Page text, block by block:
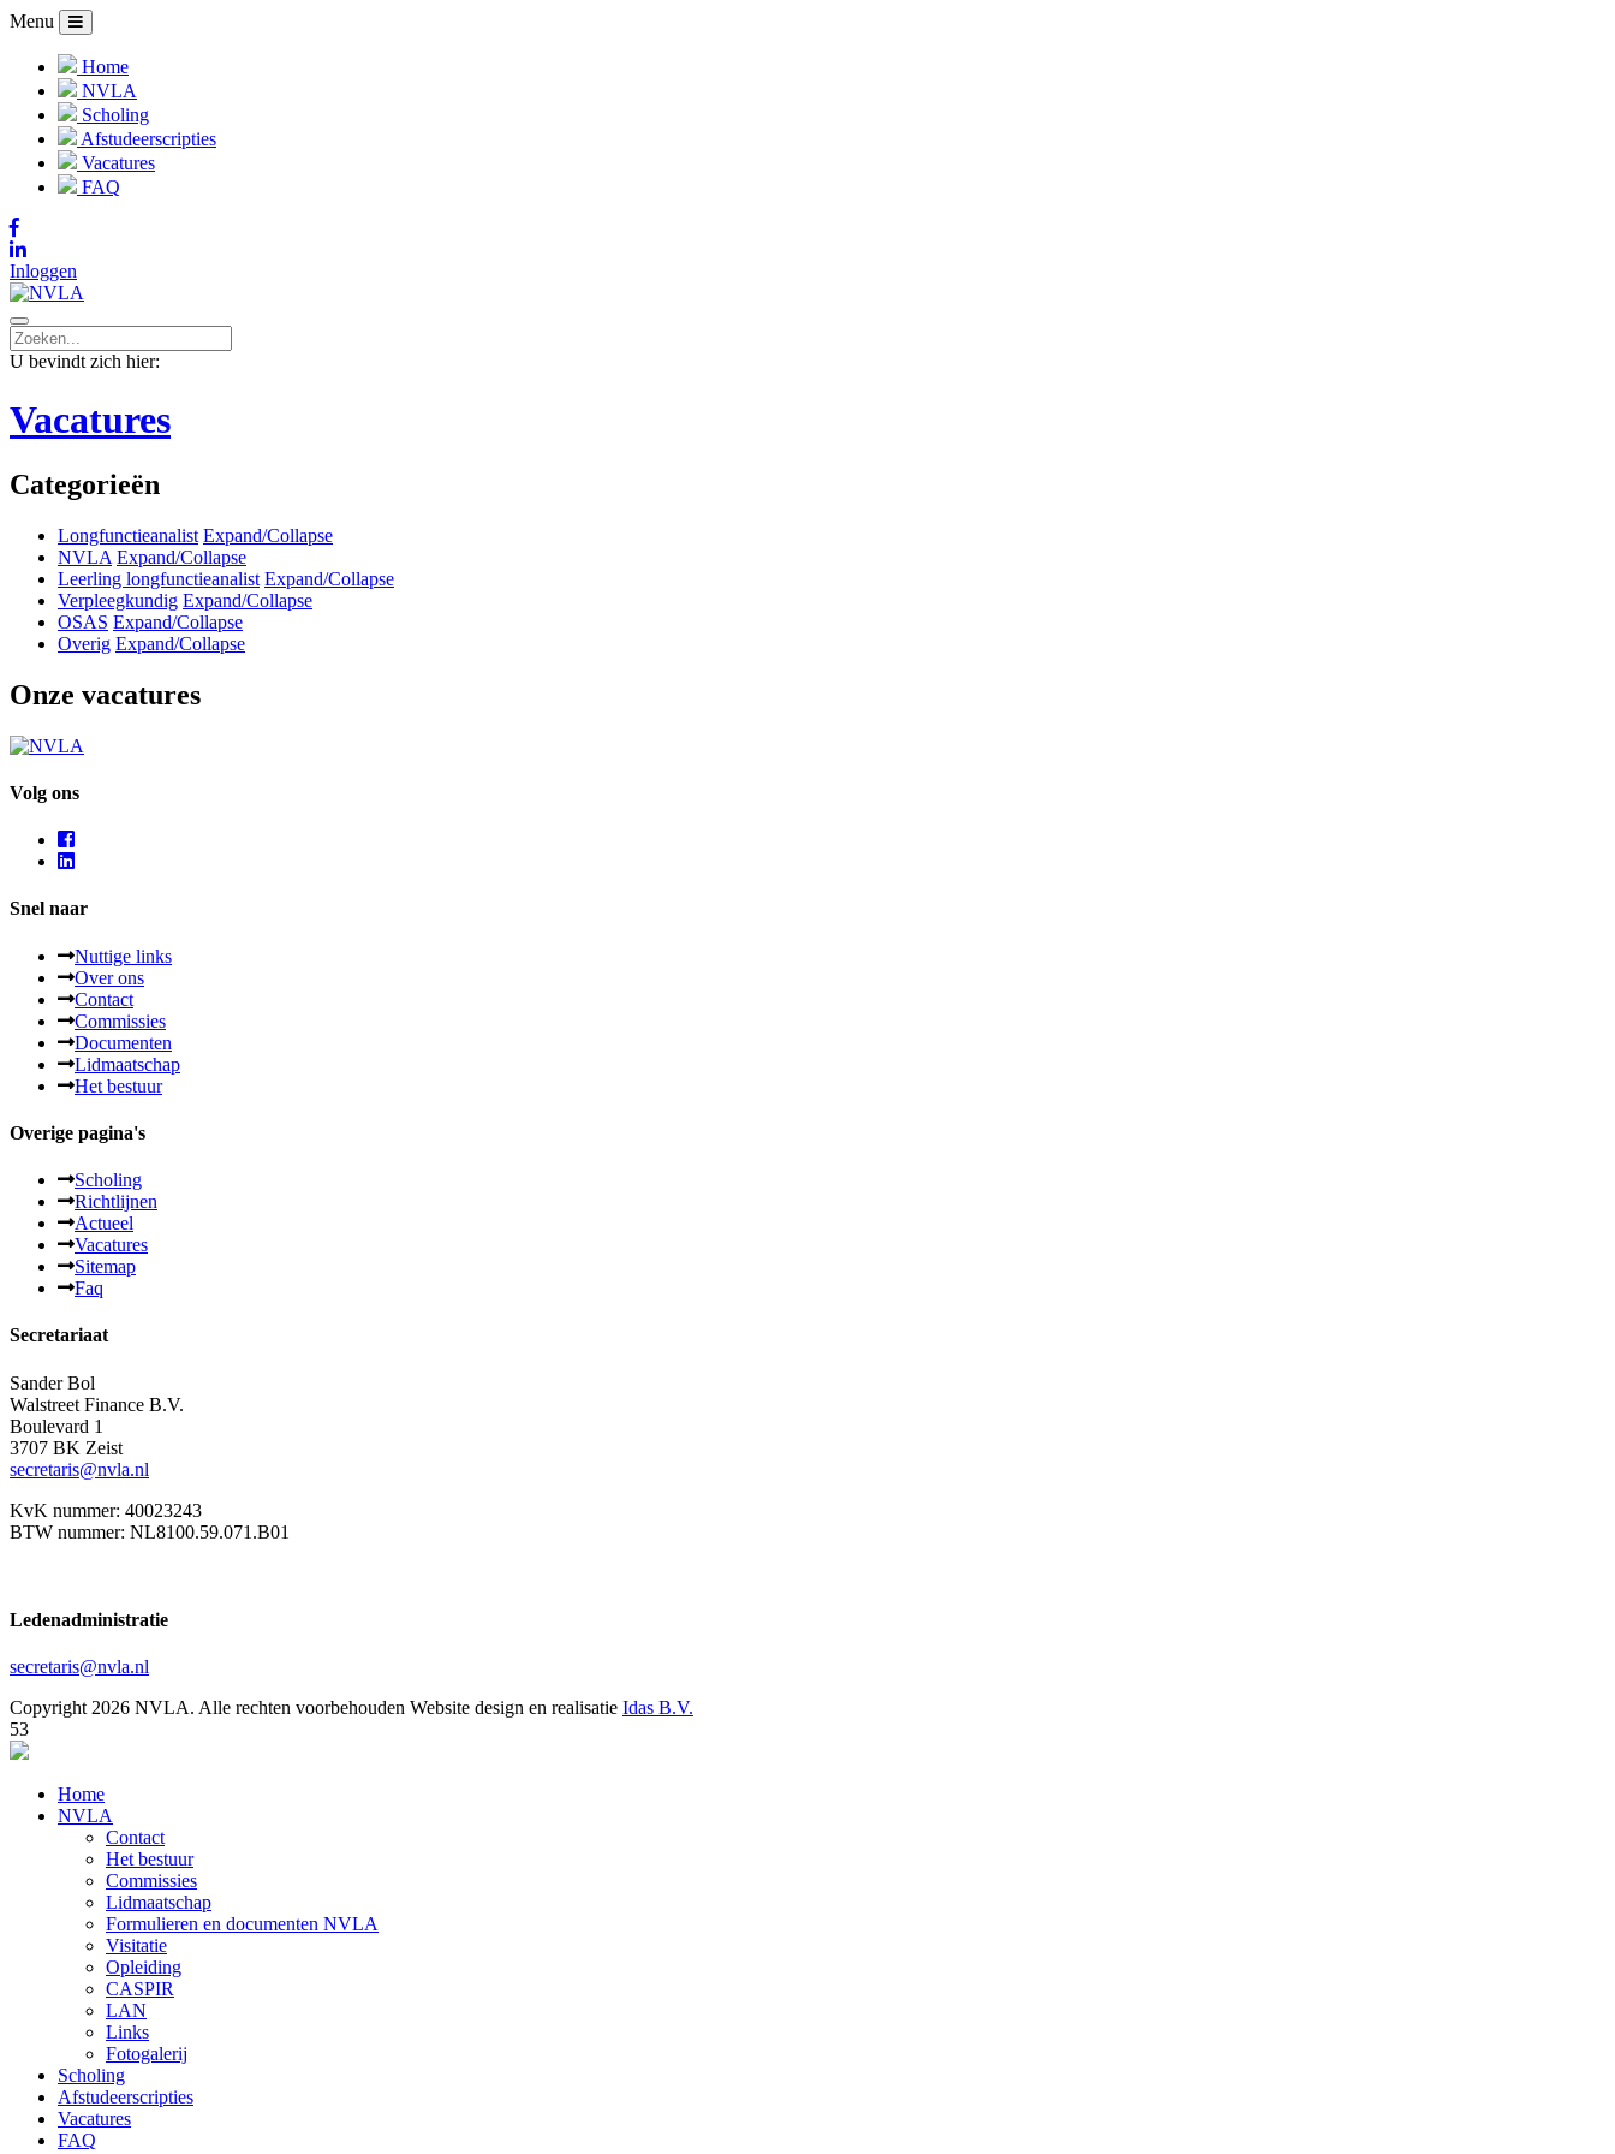
Menu
Home
NVLA
Scholing
Afstudeerscripties
Vacatures
FAQ
Inloggen
U bevindt zich hier:
Vacatures
Categorieën
Longfunctieanalist Expand/Collapse
NVLA Expand/Collapse
Leerling longfunctieanalist Expand/Collapse
Verpleegkundig Expand/Collapse
OSAS Expand/Collapse
Overig Expand/Collapse
Onze vacatures
Volg ons
Snel naar
Nuttige links
Over ons
Contact
Commissies
Documenten
Lidmaatschap
Het bestuur
Overige pagina's
Scholing
Richtlijnen
Actueel
Vacatures
Sitemap
Faq
Secretariaat
Sander Bol
Walstreet Finance B.V.
Boulevard 1
3707 BK Zeist
secretaris@nvla.nl
KvK nummer: 40023243
BTW nummer: NL8100.59.071.B01
Ledenadministratie
secretaris@nvla.nl
Copyright 2026 NVLA. Alle rechten voorbehouden Website design en realisatie Idas B.V.
53
Home
NVLA
Contact
Het bestuur
Commissies
Lidmaatschap
Formulieren en documenten NVLA
Visitatie
Opleiding
CASPIR
LAN
Links
Fotogalerij
Scholing
Afstudeerscripties
Vacatures
FAQ